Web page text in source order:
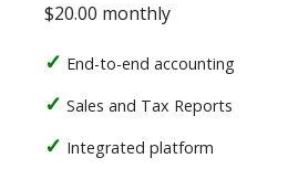
$20.00 monthly
End-to-end accounting
Sales and Tax Reports
Integrated platform